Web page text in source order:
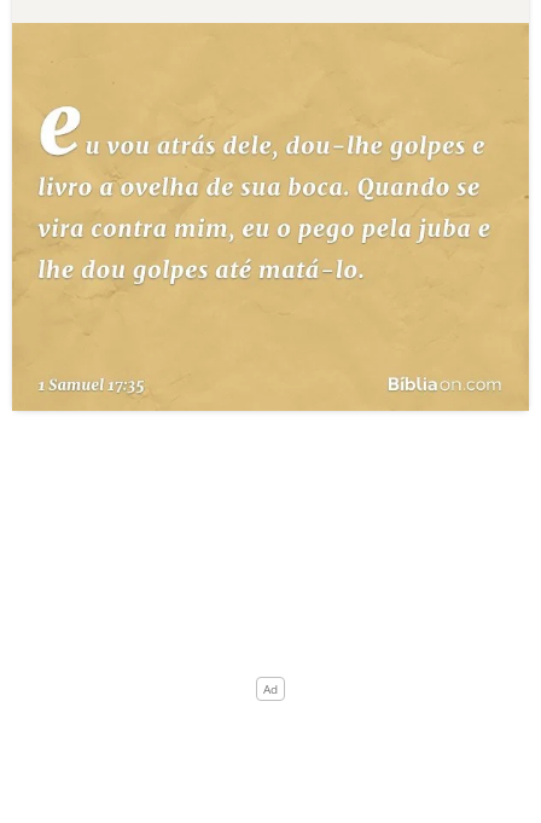
ESTUDOS BÍBLICOS
ESBOÇOS DE PREGAÇÃO
TEMAS
PERGUNTE À BÍBLIA
QUEM SOMOS